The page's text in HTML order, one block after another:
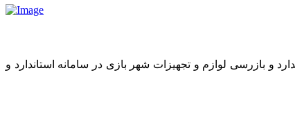
و بازرسی لوازم و تجهیزات شهر بازی در سامانه استاندارد و